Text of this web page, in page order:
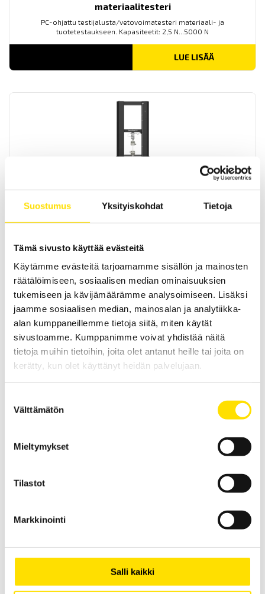
Suostumus Yksityiskohdat Tietoja
Tämä sivusto käyttää evästeitä
Käytämme evästeitä tarjoamamme sisällön ja mainosten
räätälöimiseen, sosiaalisen median ominaisuuksien
tukemiseen ja kävijämäärämme analysoimiseen. Lisäksi
jaamme sosiaalisen median, mainosalan ja analytiikka-
alan kumppaneillemme tietoja siitä, miten käytät
sivustoamme. Kumppanimme voivat yhdistää näitä
tietoja muihin tietoihin, joita olet antanut heille tai joita on
kerätty, kun olet käyttänyt heidän palvelujaan.
valinta
Välttämätön
Mieltymykset
Tilastot
Markkinointi
Salli kaikki
materiaalitesteri
PC-ohjattu testijalusta/vetovoimatesteri materiaali- ja
tuotetestaukseen. Kapasiteetit: 2,5 N...5000 N
LUE LISÄÄ
Mecmesin OmniTest™ 25 motorisoitu
PC-ohjattu testijalusta/vetovoimatesteri materiaali- ja
tuotetestaukseen. Kapasiteetit: 2,5 N...25 kN
Mecmesin OmniTest™ 50 motorisoitu
materiaalitesteri
PC-ohjattu testijalusta/vetovoimatesteri materiaali- ja
tuotetestaukseen. Kapasiteetit: 2,5 N upp...50 kN
Mecmesin OmniTest™ 7,5 motorisoitu
materiaalitesteri
PC-ohjattu testijalusta/vetovoimatesteri materiaali- ja